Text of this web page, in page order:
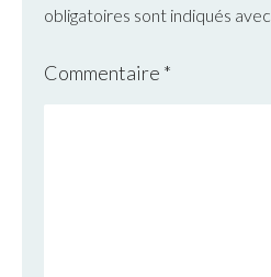
obligatoires sont indiqués avec
Commentaire *